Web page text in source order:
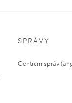
SPRÁVY
Centrum správ